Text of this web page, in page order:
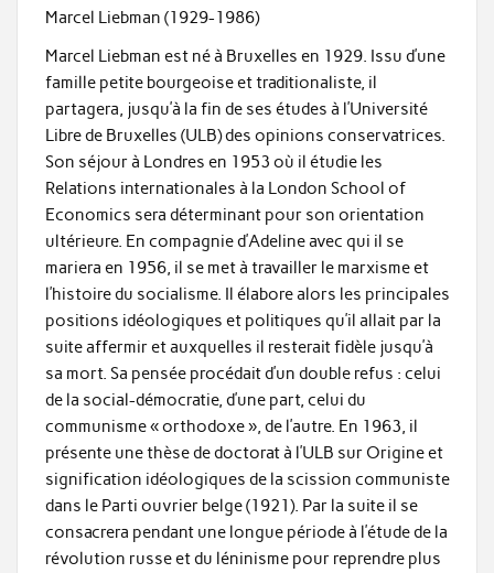
Marcel Liebman (1929-1986)
Marcel Liebman est né à Bruxelles en 1929. Issu d’une
famille petite bourgeoise et traditionaliste, il
partagera, jusqu’à la fin de ses études à l’Université
Libre de Bruxelles (ULB) des opinions conservatrices.
Son séjour à Londres en 1953 où il étudie les
Relations internationales à la London School of
Economics sera déterminant pour son orientation
ultérieure. En compagnie d’Adeline avec qui il se
mariera en 1956, il se met à travailler le marxisme et
l’histoire du socialisme. Il élabore alors les principales
positions idéologiques et politiques qu’il allait par la
suite affermir et auxquelles il resterait fidèle jusqu’à
sa mort. Sa pensée procédait d’un double refus : celui
de la social-démocratie, d’une part, celui du
communisme « orthodoxe », de l’autre. En 1963, il
présente une thèse de doctorat à l’ULB sur Origine et
signification idéologiques de la scission communiste
dans le Parti ouvrier belge (1921). Par la suite il se
consacrera pendant une longue période à l’étude de la
révolution russe et du léninisme pour reprendre plus